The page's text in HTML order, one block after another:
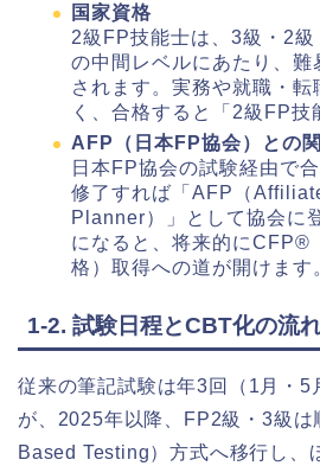
国家資格
2級FP技能士は、3級・2
の中間レベルにあたり、難
されます。実務や就職・転
く、合格すると「2級FP技
AFP（日本FP協会）との
日本FP協会の試験経由で
修了すれば「AFP（
Planner）」として協会に
になると、将来的にCFP®
格）取得への道が開けます
1-2. 試験日程とCBT化の流
従来の筆記試験は年3回（1月・5
が、2025年以降、FP2級・3級
Based Testing）方式へ移行し、